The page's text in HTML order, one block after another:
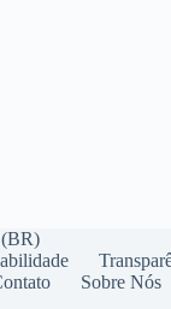
Sobre Nós